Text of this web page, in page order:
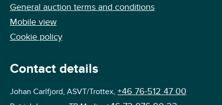
General auction terms and conditions
Mobile view
Cookie policy
Contact details
Johan Carlfjord, ASVT/Trottex, +46 76-512 47 00